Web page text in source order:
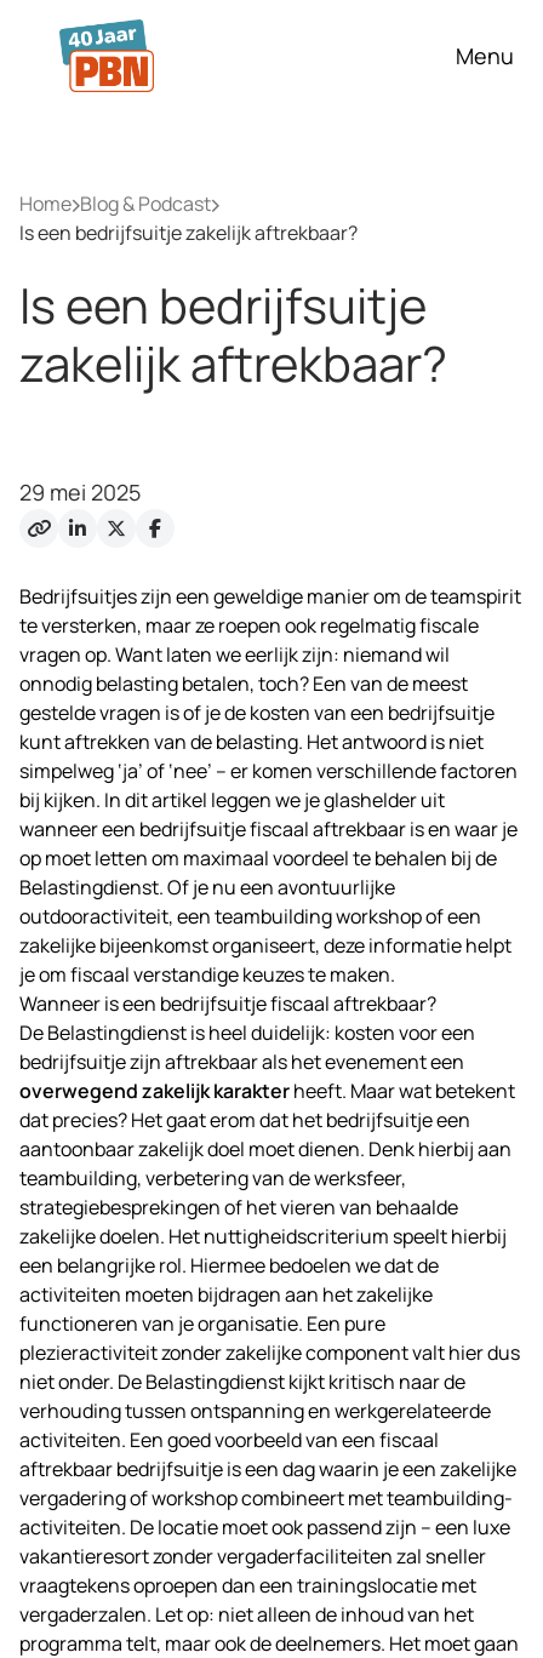
Ga naar hoofdinhoud
Menu
Home Blog & Podcast
Is een bedrijfsuitje zakelijk aftrekbaar?
Is een bedrijfsuitje
zakelijk aftrekbaar?
29 mei 2025
Bedrijfsuitjes zijn een geweldige manier om de teamspirit
te versterken, maar ze roepen ook regelmatig fiscale
vragen op. Want laten we eerlijk zijn: niemand wil
onnodig belasting betalen, toch? Een van de meest
gestelde vragen is of je de kosten van een bedrijfsuitje
kunt aftrekken van de belasting. Het antwoord is niet
simpelweg ‘ja’ of ‘nee’ – er komen verschillende factoren
bij kijken. In dit artikel leggen we je glashelder uit
wanneer een bedrijfsuitje fiscaal aftrekbaar is en waar je
op moet letten om maximaal voordeel te behalen bij de
Belastingdienst. Of je nu een avontuurlijke
outdooractiviteit, een teambuilding workshop of een
zakelijke bijeenkomst organiseert, deze informatie helpt
je om fiscaal verstandige keuzes te maken.
Wanneer is een bedrijfsuitje fiscaal aftrekbaar?
De Belastingdienst is heel duidelijk: kosten voor een
bedrijfsuitje zijn aftrekbaar als het evenement een
overwegend zakelijk karakterheeft. Maar wat betekent
dat precies? Het gaat erom dat het bedrijfsuitje een
aantoonbaar zakelijk doel moet dienen. Denk hierbij aan
teambuilding, verbetering van de werksfeer,
strategiebesprekingen of het vieren van behaalde
zakelijke doelen. Het nuttigheidscriterium speelt hierbij
een belangrijke rol. Hiermee bedoelen we dat de
activiteiten moeten bijdragen aan het zakelijke
functioneren van je organisatie. Een pure
plezieractiviteit zonder zakelijke component valt hier dus
niet onder. De Belastingdienst kijkt kritisch naar de
verhouding tussen ontspanning en werkgerelateerde
activiteiten. Een goed voorbeeld van een fiscaal
aftrekbaar bedrijfsuitje is een dag waarin je een zakelijke
vergadering of workshop combineert met teambuilding-
activiteiten. De locatie moet ook passend zijn – een luxe
vakantieresort zonder vergaderfaciliteiten zal sneller
vraagtekens oproepen dan een trainingslocatie met
vergaderzalen. Let op: niet alleen de inhoud van het
programma telt, maar ook de deelnemers. Het moet gaan